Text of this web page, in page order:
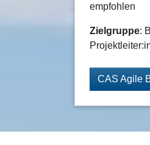
empfohlen
Zielgruppe:
CAS Agile